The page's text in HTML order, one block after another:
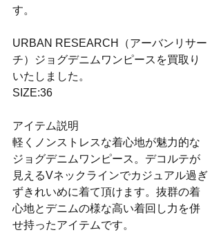
す。
URBAN RESEARCH（アーバンリサー
チ）ジョグデニムワンピースを買取り
いたしました。
SIZE:36
アイテム説明
軽くノンストレスな着心地が魅力的な
ジョグデニムワンピース。デコルテが
見えるVネックラインでカジュアル過ぎ
ずきれいめに着て頂けます。抜群の着
心地とデニムの様な高い着回し力を併
せ持ったアイテムです。